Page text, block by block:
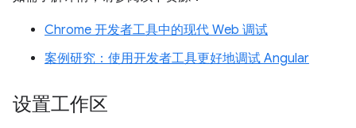
Chrome 开发者工具中的现代 Web 调试
案例研究：使用开发者工具更好地调试 Angular
设置工作区